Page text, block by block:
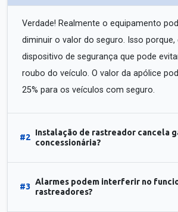
Verdade! Realmente o equipamento
diminuir o valor do seguro. Isso porque,
dispositivo de segurança que pode
roubo do veículo. O valor da apólice
25% para os veículos com seguro.
#2
Instalação de rastreador cancela
concessionária?
#3
Alarmes podem interferir no
rastreadores?